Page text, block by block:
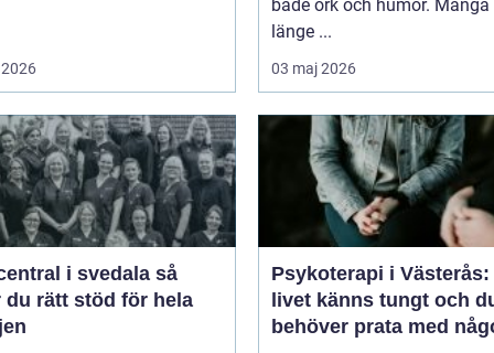
både ork och humör. Många
länge ...
03 maj 2026
i svedala så
du rätt stöd för hela
Psykoterapi i Västerås:
livet känns tungt och
behöver prata med